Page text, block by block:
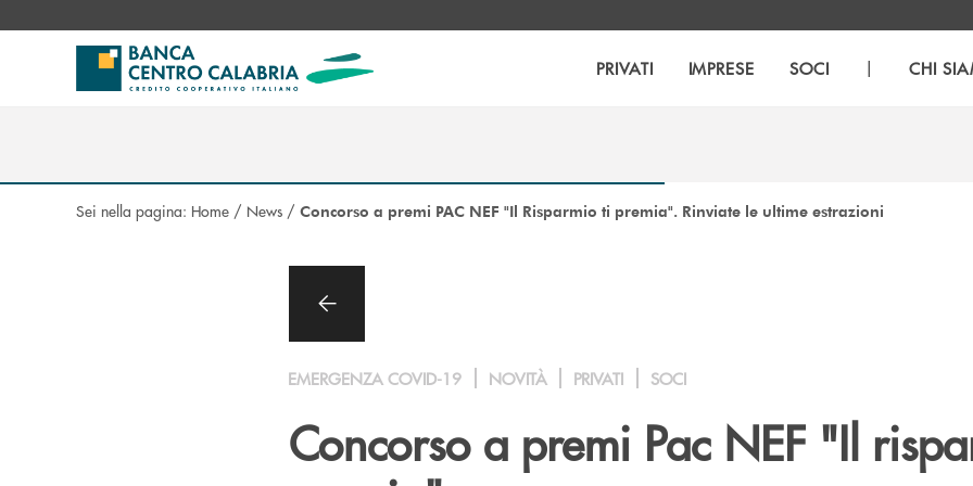
PRIVATI IMPRESE SOCI | CHI
Sei nella pagina: Home / News / Concorso a premi PAC NEF "Il Risparmio ti premia". Rinviate le ultime estrazioni
EMERGENZA COVID-19 NOVITÀ PRIVATI SOCI
Concorso a premi Pac NEF "Il